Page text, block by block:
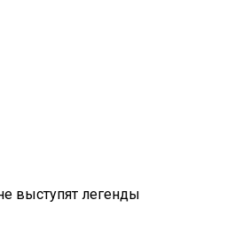
выступят легенды